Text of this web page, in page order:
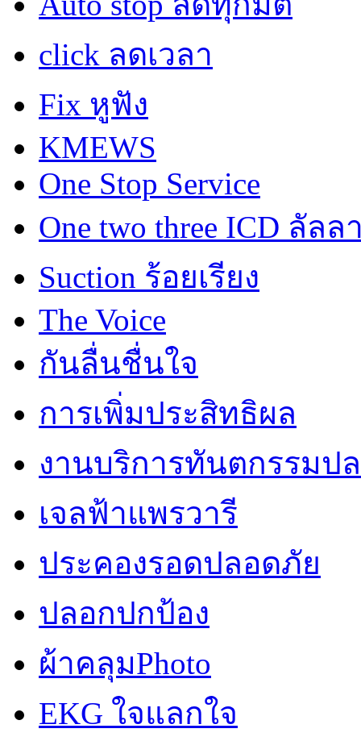
click ลดเวลา
Fix หูฟัง
KMEWS
One Stop Service
One two three ICD ลัลล
Suction ร้อยเรียง
The Voice
กันลื่นชื่นใจ
การเพิ่มประสิทธิผล
งานบริการทันตกรรมป
เจลฟ้าแพรวารี
ประคองรอดปลอดภัย
ปลอกปกป้อง
ผ้าคลุมPhoto
EKG ใจแลกใจ